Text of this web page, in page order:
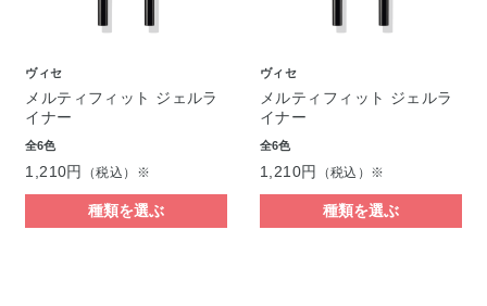
ヴィセ
メルティフィット ジェルラ
イナー
全6色
1,210円 （税込）※
種類を選ぶ
ヴィセ
メルティフィット ジェルラ
イナー
全6色
1,210円 （税込）※
種類を選ぶ